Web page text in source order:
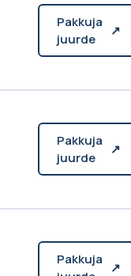
Pakkuja
juurde
↗
Pakkuja
juurde
↗
Pakkuja
↗